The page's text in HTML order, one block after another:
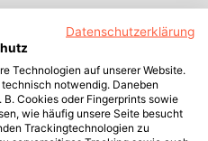
Datenschutzerklärung
Technologien auf unserer Website.
notwendig. Daneben
Cookies oder Fingerprints sowie
wie häufig unsere Seite besucht
Trackingtechnologien zu